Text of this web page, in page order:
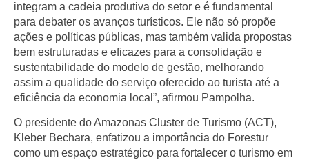
integram a cadeia produtiva do setor e é fundamental
para debater os avanços turísticos. Ele não só propõe
ações e políticas públicas, mas também valida propostas
bem estruturadas e eficazes para a consolidação e
sustentabilidade do modelo de gestão, melhorando
assim a qualidade do serviço oferecido ao turista até a
eficiência da economia local”, afirmou Pampolha.
O presidente do Amazonas Cluster de Turismo (ACT),
Kleber Bechara, enfatizou a importância do Forestur
como um espaço estratégico para fortalecer o turismo em